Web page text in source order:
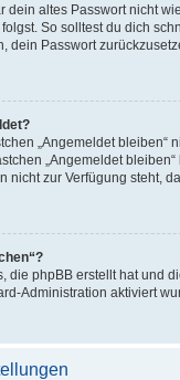
dein altes Passwort nicht
So solltest du dich
dein Passwort
„Angemeldet
„Angemeldet
nicht zur Verfügung steht,
die phpBB erstellt hat
Administration aktiviert